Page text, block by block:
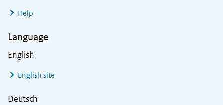
Help
Language
English
English site
Deutsch